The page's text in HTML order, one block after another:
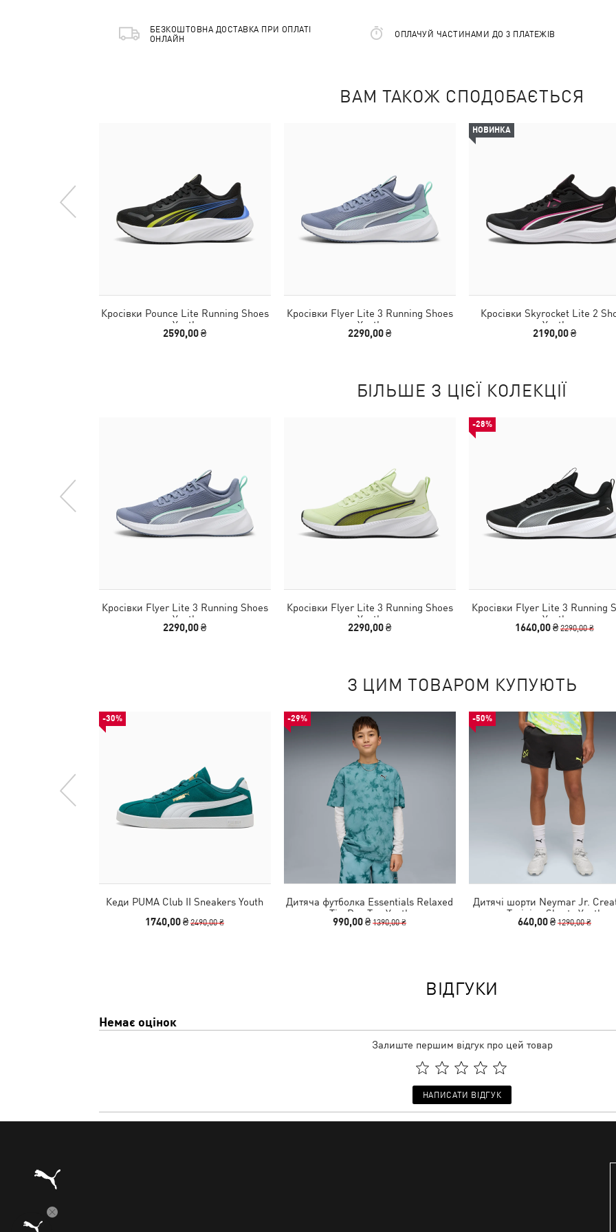
БЕЗКОШТОВНА ДОСТАВКА ПРИ ОПЛАТІ
ОНЛАЙН
ОПЛАЧУЙ ЧАСТИНАМИ ДО 3 ПЛАТЕЖІВ
ВАМ ТАКОЖ СПОДОБАЄТЬСЯ
Кросівки Pounce Lite Running Shoes
Youth
2590,00 ₴
Кросівки Flyer Lite 3 Running Shoes
Youth
2290,00 ₴
НОВИНКА
Кросівки Skyrocket Lite 2
Youth
2190,00 ₴
БІЛЬШЕ З ЦІЄЇ КОЛЕКЦІЇ
Кросівки Flyer Lite 3 Running Shoes
Youth
2290,00 ₴
Кросівки Flyer Lite 3 Running Shoes
Youth
2290,00 ₴
-28%
Кросівки Flyer Lite 3 Running
Youth
1640,00 ₴2290,00 ₴
З ЦИМ ТОВАРОМ КУПУЮТЬ
-30%
Кеди PUMA Club II Sneakers Youth
1740,00 ₴2490,00 ₴
-29%
Дитяча футболка Essentials Relaxed
Tie-Dye Tee Youth
990,00 ₴1390,00 ₴
-50%
Дитячі шорти Neymar Jr.
Training Shorts Youth
640,00 ₴1290,00 ₴
ВІДГУКИ
Немає оцінок
Залиште першим відгук про цей товар
НАПИСАТИ ВІДГУК